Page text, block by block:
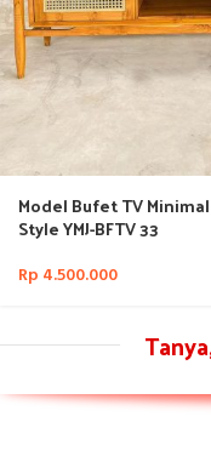
Model Bufet TV
Style YMJ-BFTV 33
Rp 4.500.000